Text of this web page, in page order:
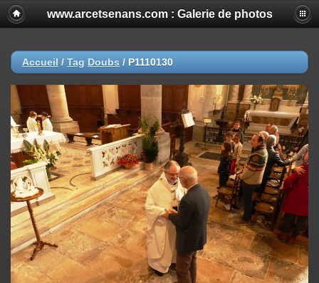
www.arcetsenans.com : Galerie de photos
Accueil / Tag Doubs / P1110130